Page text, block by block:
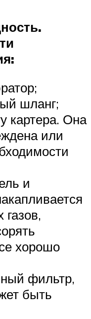
шланг;
картера. Она
или
и
газов,
хорошо
фильтр,
быть